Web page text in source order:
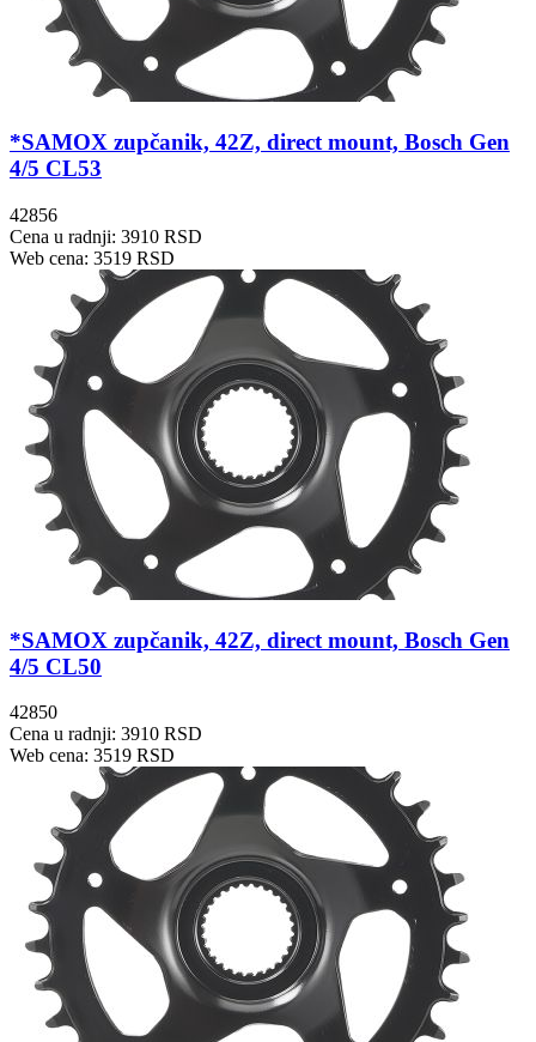
*SAMOX zupčanik, 42Z, direct mount, Bosch Gen
4/5 CL53
42856
Cena u radnji: 3910 RSD
Web cena: 3519 RSD
*SAMOX zupčanik, 42Z, direct mount, Bosch Gen
4/5 CL50
42850
Cena u radnji: 3910 RSD
Web cena: 3519 RSD